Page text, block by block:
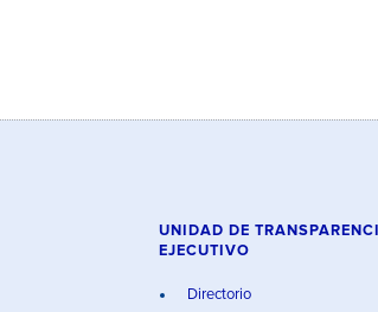
UNIDAD DE
EJECUTIVO
Directorio